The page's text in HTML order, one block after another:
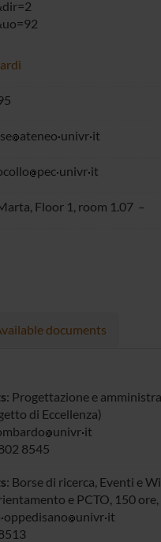
ateneo univr it
pec univr it
Floor 1, room 1.07 –
documents
: Progettazione e
di Eccellenza)
univr it
8545
: Borse di ricerca, Eventi e
e PCTO, 150
oppedisano univr it